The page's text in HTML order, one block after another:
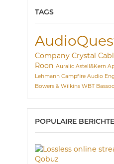
TAGS
Company Crystal
Roon Auralic Astell&Kern
Lehmann Campfire Audio
Bowers & Wilkins WBT
POPULAIRE